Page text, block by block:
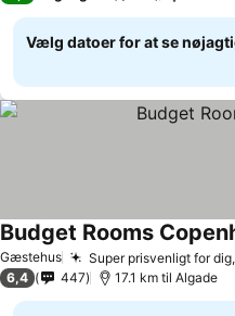
Vælg datoer for at se
Gæstehus Super prisvenligt for
Budget Rooms
6,4 447 17.1 km til Algade